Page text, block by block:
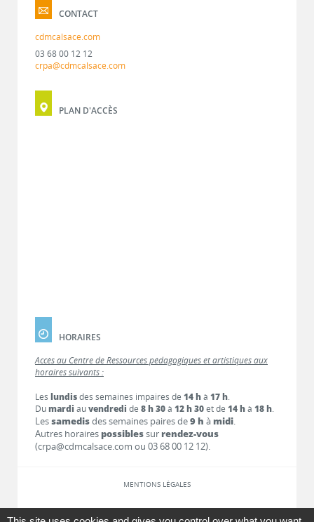
CONTACT
cdmcalsace.com
03 68 00 12 12
crpa@cdmcalsace.com
PLAN D'ACCÈS
HORAIRES
Accès au Centre de Ressources pédagogiques et artistiques aux
horaires suivants :
Les lundisdes semaines impaires de 14 hà 17 h.
Dumardi auvendredi de 8 h 30à 12 h 30et de 14 hà 18 h.
Lessamedisdes semaines paires de9 h à midi.
Autres horaires possiblessur rendez-vous
(crpa@cdmcalsace.com ou 03 68 00 12 12).
MENTIONS LÉGALES
LIENS